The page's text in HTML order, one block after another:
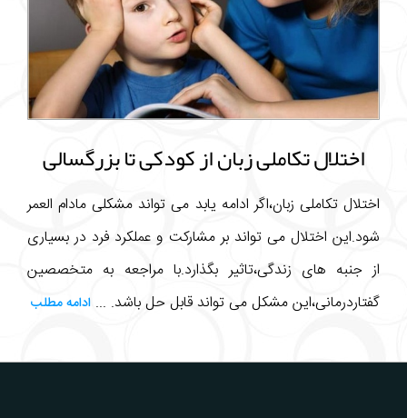
اختلال تکاملی زبان از کودکی تا بزرگسالی
اختلال تکاملی زبان،اگر ادامه یابد می تواند مشکلی مادام العمر
شود.این اختلال می تواند بر مشارکت و عملکرد فرد در بسیاری
از جنبه های زندگی،تاثیر بگذارد.با مراجعه به متخصصین
گفتاردرمانی،این مشکل می تواند قابل حل باشد. ... ادامه مطلب